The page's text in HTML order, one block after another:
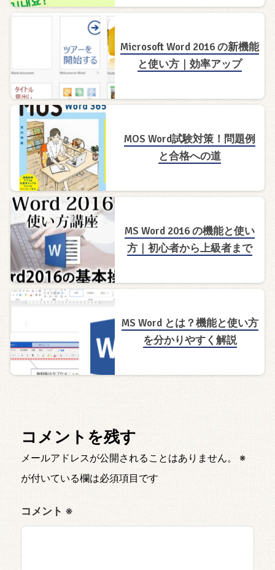
Microsoft Word 2016 の新機能
と使い方｜効率アップ
MOS Word試験対策！問題例
と合格への道
MS Word 2016 の機能と使い
方｜初心者から上級者まで
MS Word とは？機能と使い方
を分かりやすく解説
コメントを残す
メールアドレスが公開されることはありません。
※
が付いている欄は必須項目です
コメント ※